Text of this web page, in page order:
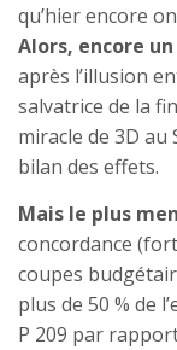
qu’hier encore
Alors, encore
après l’illusion
salvatrice de la
miracle de 3D
bilan des effets.
Mais le plus
concordance
coupes
plus de 50 % de
P 209 par